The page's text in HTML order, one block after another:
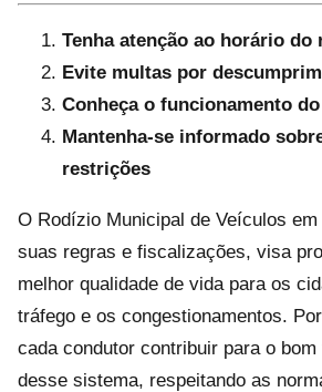
Tenha atenção ao horário do
Evite multas por
Conheça o funcionamento
Mantenha-se informado
restrições
O Rodízio Municipal de Veículos
suas regras e fiscalizações, visa
melhor qualidade de vida para os
tráfego e os congestionamentos.
cada condutor contribuir para o
desse sistema, respeitando as